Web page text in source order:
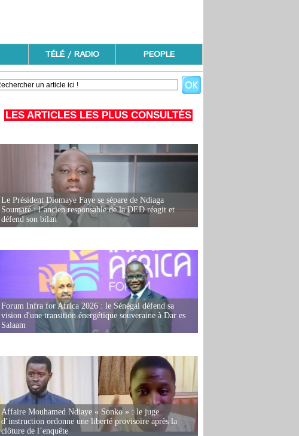
TÉLÉ / RADIO PEOPLE
LES ARTICLES LES PLUS CONSULTÉS
Le Président Diomaye Faye se sépare de Ndiaga
Soumaré : l’ancien responsable de la DED réagit et
défend son bilan
Forum Infra for Africa 2026 : le Sénégal défend sa
vision d'une transition énergétique souveraine à Dar es
Salaam
Affaire Mouhamed Ndiaye « Sonko » : le juge
d’instruction ordonne une liberté provisoire après la
clôture de l’enquête